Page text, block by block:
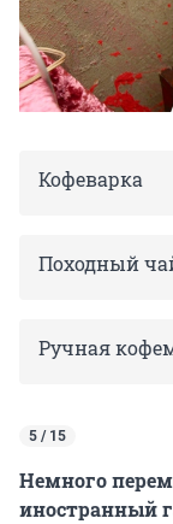
Кофеварка
Походный
Ручная
5 / 15
Немного
иностранный